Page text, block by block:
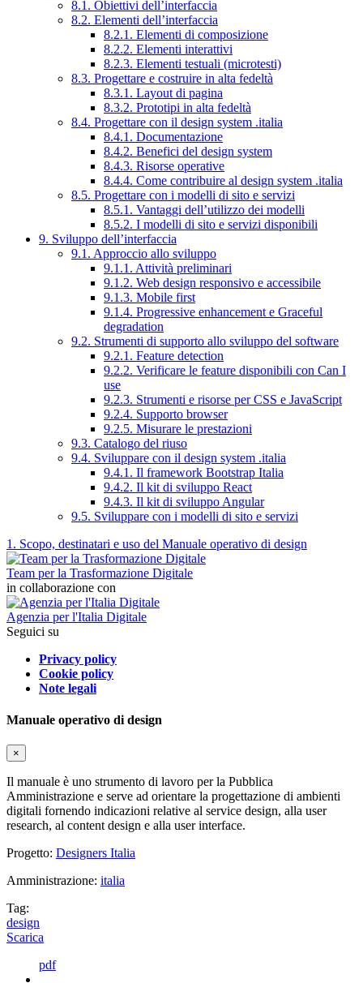
8.1. Obiettivi dell’interfaccia
8.2. Elementi dell’interfaccia
8.2.1. Elementi di composizione
8.2.2. Elementi interattivi
8.2.3. Elementi testuali (microtesti)
8.3. Progettare e costruire in alta fedeltà
8.3.1. Layout di pagina
8.3.2. Prototipi in alta fedeltà
8.4. Progettare con il design system .italia
8.4.1. Documentazione
8.4.2. Benefici del design system
8.4.3. Risorse operative
8.4.4. Come contribuire al design system .italia
8.5. Progettare con i modelli di sito e servizi
8.5.1. Vantaggi dell’utilizzo dei modelli
8.5.2. I modelli di sito e servizi disponibili
9. Sviluppo dell’interfaccia
9.1. Approccio allo sviluppo
9.1.1. Attività preliminari
9.1.2. Web design responsivo e accessibile
9.1.3. Mobile first
9.1.4. Progressive enhancement e Graceful
degradation
9.2. Strumenti di supporto allo sviluppo del software
9.2.1. Feature detection
9.2.2. Verificare le feature disponibili con Can I
use
9.2.3. Strumenti e risorse per CSS e JavaScript
9.2.4. Supporto browser
9.2.5. Misurare le prestazioni
9.3. Catalogo del riuso
9.4. Sviluppare con il design system .italia
9.4.1. Il framework Bootstrap Italia
9.4.2. Il kit di sviluppo React
9.4.3. Il kit di sviluppo Angular
9.5. Sviluppare con i modelli di sito e servizi
1. Scopo, destinatari e uso del Manuale operativo di design
Team per la Trasformazione Digitale
in collaborazione con
Agenzia per l'Italia Digitale
Seguici su
Privacy policy
Cookie policy
Note legali
Manuale operativo di design
×
Il manuale è uno strumento di lavoro per la Pubblica
Amministrazione e serve ad orientare la progettazione di ambienti
digitali fornendo indicazioni relative al service design, alla user
research, al content design e alla user interface.
Progetto: Designers Italia
Amministrazione: italia
Tag:
design
Scarica
pdf